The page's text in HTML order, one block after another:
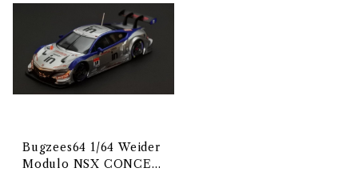
Bugzees64 1/64 Weider
Modulo NSX CONCEP